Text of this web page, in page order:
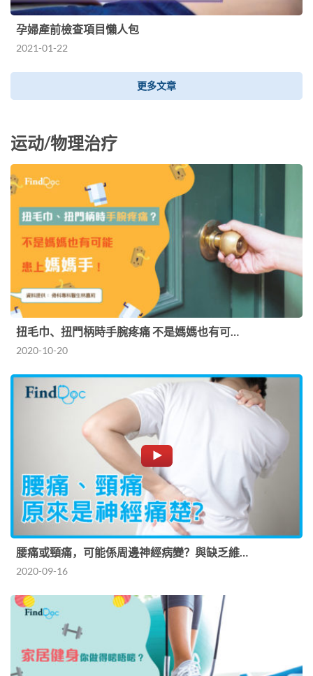
孕婦產前檢查項目懶人包
2021-01-22
更多文章
运动/物理治疗
扭毛巾、扭門柄時手腕疼痛 不是媽媽也有可…
2020-10-20
腰痛或頸痛，可能係周邊神經病變？與缺乏維…
2020-09-16